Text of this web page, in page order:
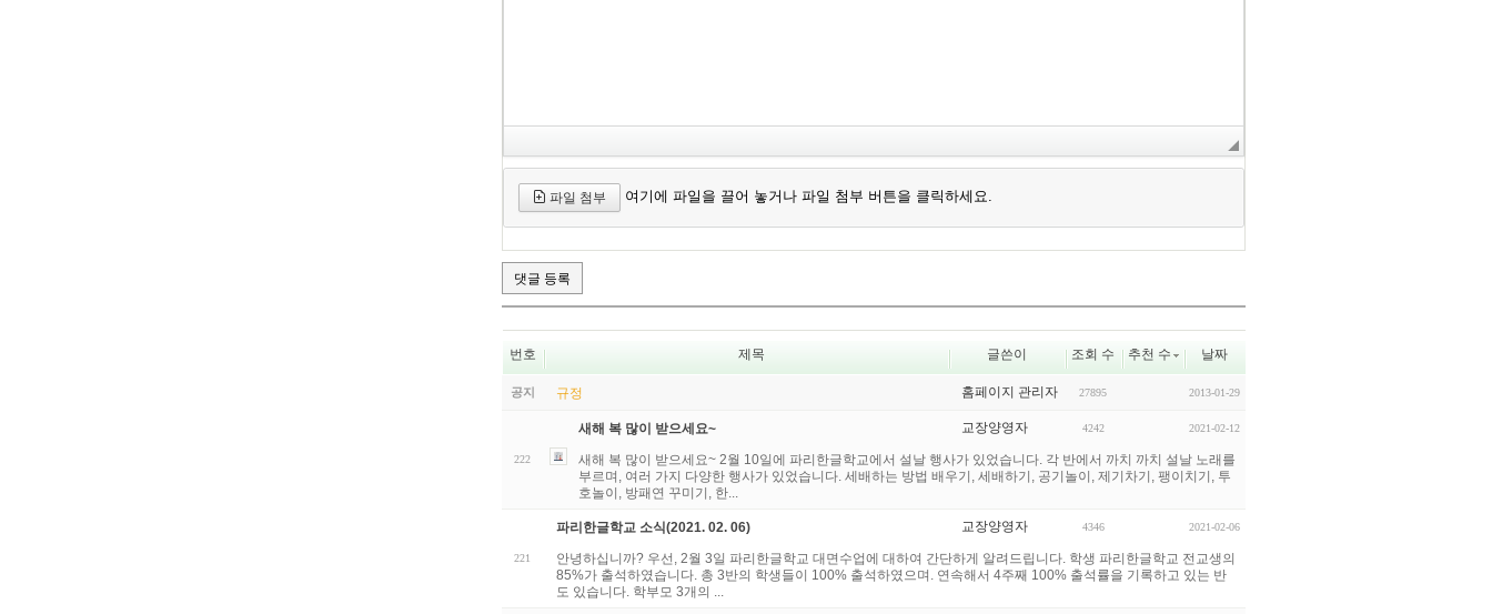
파일 첨부 여기에 파일을 끌어 놓거나 파일 첨부 버튼을 클릭하세요.
번호 제목 글쓴이 조회 수 추천 수 날짜
공지 규정 홈페이지 관리자 27895 2013-01-29
222
새해 복 많이 받으세요~ 교장양영자 4242 2021-02-12
새해 복 많이 받으세요~ 2월 10일에 파리한글학교에서 설날 행사가 있었습니다. 각 반에서 까치 까치 설날 노래를
부르며, 여러 가지 다양한 행사가 있었습니다. 세배하는 방법 배우기, 세배하기, 공기놀이, 제기차기, 팽이치기, 투
호놀이, 방패연 꾸미기, 한...
221
파리한글학교 소식(2021. 02. 06) 교장양영자 4346 2021-02-06
안녕하십니까? 우선, 2월 3일 파리한글학교 대면수업에 대하여 간단하게 알려드립니다. 학생 파리한글학교 전교생의
85%가 출석하였습니다. 총 3반의 학생들이 100% 출석하였으며. 연속해서 4주째 100% 출석률을 기록하고 있는 반
도 있습니다. 학부모 3개의 ...